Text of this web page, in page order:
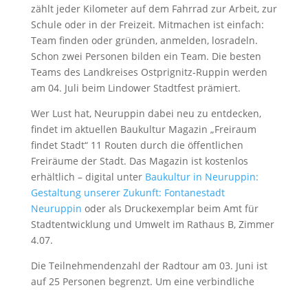
zählt jeder Kilometer auf dem Fahrrad zur Arbeit, zur
Schule oder in der Freizeit. Mitmachen ist einfach:
Team finden oder gründen, anmelden, losradeln.
Schon zwei Personen bilden ein Team. Die besten
Teams des Landkreises Ostprignitz-Ruppin werden
am 04. Juli beim Lindower Stadtfest prämiert.
Wer Lust hat, Neuruppin dabei neu zu entdecken,
findet im aktuellen Baukultur Magazin „Freiraum
findet Stadt“ 11 Routen durch die öffentlichen
Freiräume der Stadt. Das Magazin ist kostenlos
erhältlich – digital unter Baukultur in Neuruppin:
Gestaltung unserer Zukunft: Fontanestadt
Neuruppin oder als Druckexemplar beim Amt für
Stadtentwicklung und Umwelt im Rathaus B, Zimmer
4.07.
Die Teilnehmendenzahl der Radtour am 03. Juni ist
auf 25 Personen begrenzt. Um eine verbindliche